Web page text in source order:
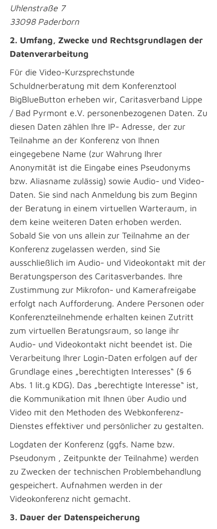
Uhlenstraße 7
33098 Paderborn
2. Umfang, Zwecke und Rechtsgrundlagen der
Datenverarbeitung
Für die Video-Kurzsprechstunde
Schuldnerberatung mit dem Konferenztool
BigBlueButton erheben wir, Caritasverband Lippe
/ Bad Pyrmont e.V. personenbezogenen Daten. Zu
diesen Daten zählen Ihre IP- Adresse, der zur
Teilnahme an der Konferenz von Ihnen
eingegebene Name (zur Wahrung Ihrer
Anonymität ist die Eingabe eines Pseudonyms
bzw. Aliasname zulässig) sowie Audio- und Video-
Daten. Sie sind nach Anmeldung bis zum Beginn
der Beratung in einem virtuellen Warteraum, in
dem keine weiteren Daten erhoben werden.
Sobald Sie von uns allein zur Teilnahme an der
Konferenz zugelassen werden, sind Sie
ausschließlich im Audio- und Videokontakt mit der
Beratungsperson des Caritasverbandes. Ihre
Zustimmung zur Mikrofon- und Kamerafreigabe
erfolgt nach Aufforderung. Andere Personen oder
Konferenzteilnehmende erhalten keinen Zutritt
zum virtuellen Beratungsraum, so lange ihr
Audio- und Videokontakt nicht beendet ist. Die
Verarbeitung Ihrer Login-Daten erfolgen auf der
Grundlage eines „berechtigten Interesses“ (§ 6
Abs. 1 lit.g KDG). Das „berechtigte Interesse“ ist,
die Kommunikation mit Ihnen über Audio und
Video mit den Methoden des Webkonferenz-
Dienstes effektiver und persönlicher zu gestalten.
Logdaten der Konferenz (ggfs. Name bzw.
Pseudonym , Zeitpunkte der Teilnahme) werden
zu Zwecken der technischen Problembehandlung
gespeichert. Aufnahmen werden in der
Videokonferenz nicht gemacht.
3. Dauer der Datenspeicherung